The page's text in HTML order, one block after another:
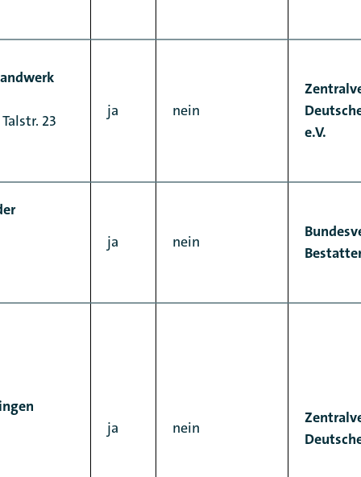
23
ja nein
e.V.
ja
nein
ja
nein